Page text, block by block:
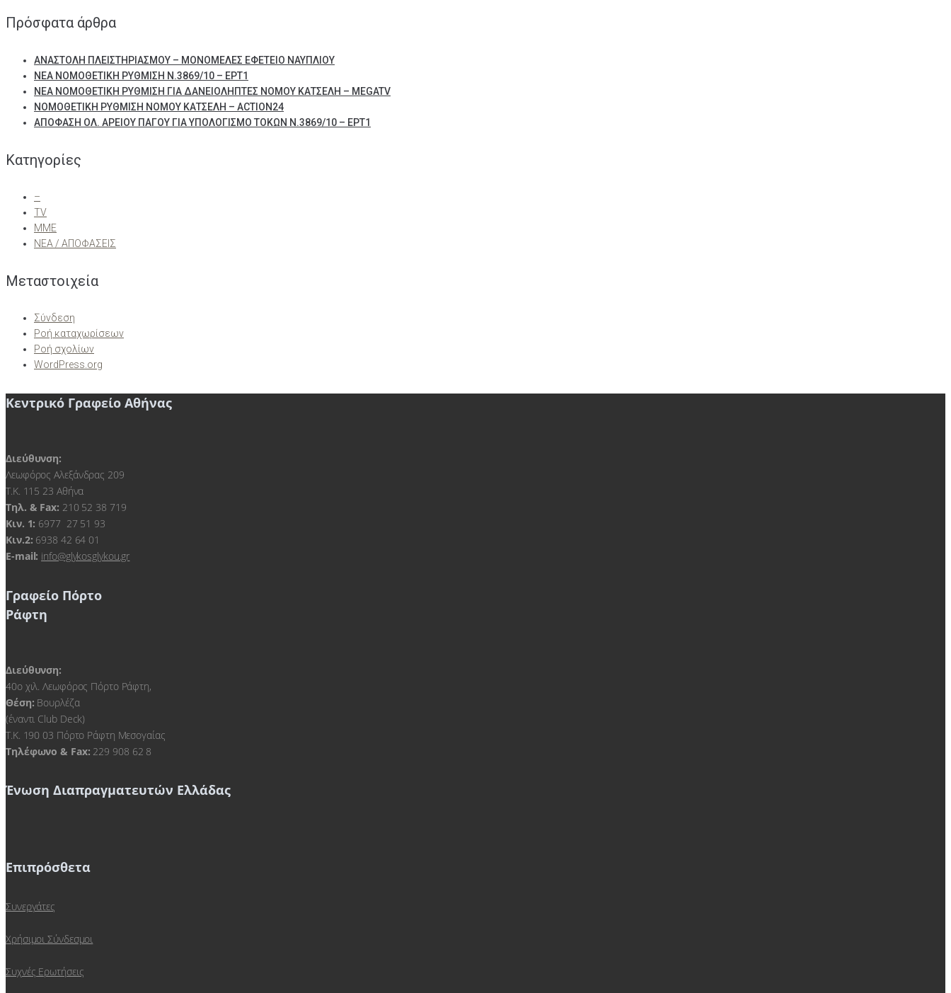
Πρόσφατα άρθρα
ΑΝΑΣΤΟΛΗ ΠΛΕΙΣΤΗΡΙΑΣΜΟΥ – ΜΟΝΟΜΕΛΕΣ ΕΦΕΤΕΙΟ ΝΑΥΠΛΙΟΥ
ΝΕΑ ΝΟΜΟΘΕΤΙΚΗ ΡΥΘΜΙΣΗ Ν.3869/10 – ΕΡΤ1
ΝΕΑ ΝΟΜΟΘΕΤΙΚΗ ΡΥΘΜΙΣΗ ΓΙΑ ΔΑΝΕΙΟΛΗΠΤΕΣ ΝΟΜΟΥ ΚΑΤΣΕΛΗ – MEGATV
ΝΟΜΟΘΕΤΙΚΗ ΡΥΘΜΙΣΗ ΝΟΜΟΥ ΚΑΤΣΕΛΗ – ACTION24
ΑΠΟΦΑΣΗ ΟΛ. ΑΡΕΙΟΥ ΠΑΓΟΥ ΓΙΑ ΥΠΟΛΟΓΙΣΜΟ ΤΟΚΩΝ Ν.3869/10 – ΕΡΤ1
Kατηγορίες
–
TV
ΜΜΕ
ΝΕΑ / ΑΠΟΦΑΣΕΙΣ
Μεταστοιχεία
Σύνδεση
Ροή καταχωρίσεων
Ροή σχολίων
WordPress.org
Κεντρικό Γραφείο Αθήνας
Διεύθυνση:
Λεωφόρος Αλεξάνδρας 209
Τ.Κ. 115 23 Αθήνα
Τηλ. & Fax: 210 52 38 719
Kιν. 1: 6977 27 51 93
Κιν.2: 6938 42 64 01
E-mail: info@glykosglykou.gr
Γραφείο Πόρτο
Ράφτη
Διεύθυνση:
40ο χιλ. Λεωφόρος Πόρτο Ράφτη,
Θέση: Βουρλέζα
(έναντι Club Deck)
Τ.Κ. 190 03 Πόρτο Ράφτη Μεσογαίας
Τηλέφωνο & Fax: 229 908 62 8
Ένωση Διαπραγματευτών Ελλάδας
Επιπρόσθετα
Συνεργάτες
Χρήσιμοι Σύνδεσμοι
Συχνές Ερωτήσεις